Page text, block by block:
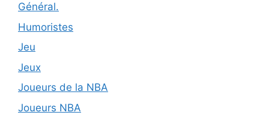
Général.
Humoristes
Jeu
Jeux
Joueurs de la NBA
Joueurs NBA